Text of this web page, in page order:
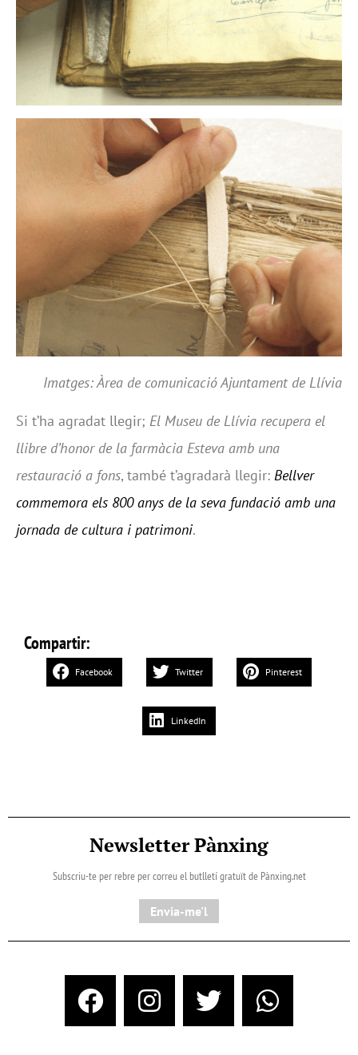
Imatges: Àrea de comunicació Ajuntament de Llívia
Si t’ha agradat llegir; El Museu de Llívia recupera el
llibre d’honor de la farmàcia Esteva amb una
restauració a fons, també t’agradarà llegir: Bellver
commemora els 800 anys de la seva fundació amb una
jornada de cultura i patrimoni.
Compartir:
Facebook Twitter Pinterest
LinkedIn
Newsletter Pànxing
Subscriu-te per rebre per correu el butlletí gratuït de Pànxing.net​
Envia-me'l